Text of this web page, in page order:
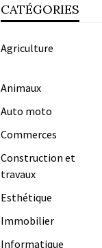
CATÉGORIES
Agriculture
Animaux
Auto moto
Commerces
Construction et
travaux
Esthétique
Immobilier
Informatique